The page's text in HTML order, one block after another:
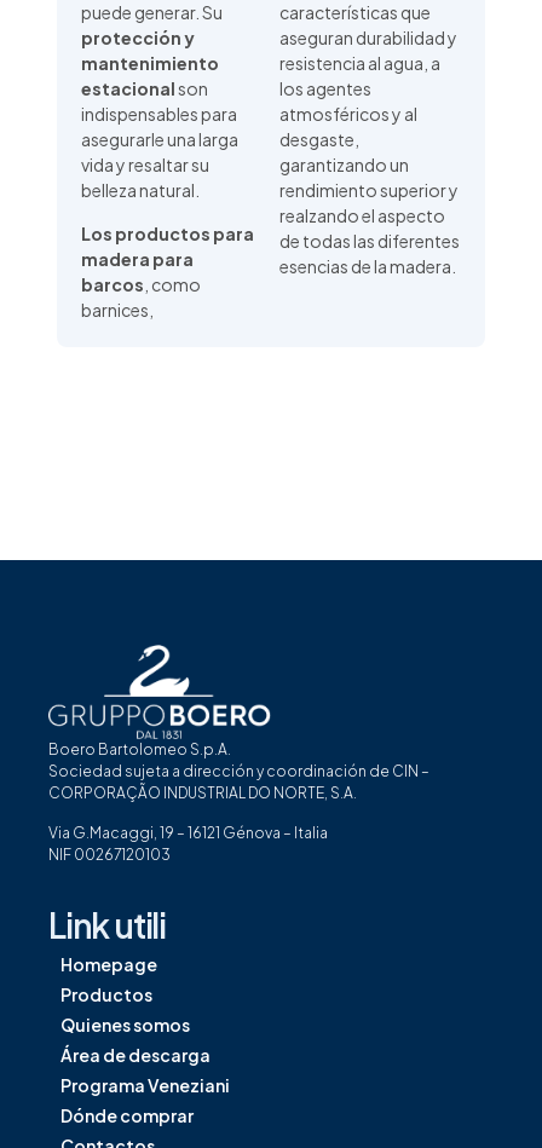
puede generar. Su
protección y
mantenimiento
estacionalson
indispensables para
asegurarle una larga
vida y resaltar su
belleza natural.
Los productos para
madera para
barcos , como
barnices,
características que
aseguran durabilidad y
resistencia al agua, a
los agentes
atmosféricos y al
desgaste,
garantizando un
rendimiento superior y
realzando el aspecto
de todas las diferentes
esencias de la madera.
Boero Bartolomeo S.p.A.
Sociedad sujeta a dirección y coordinación de CIN –
CORPORAÇÃO INDUSTRIAL DO NORTE, S.A.
Via G.Macaggi, 19 – 16121 Génova – Italia
NIF 00267120103
Link utili
Homepage
Productos
Quienes somos
Área de descarga
Programa Veneziani
Dónde comprar